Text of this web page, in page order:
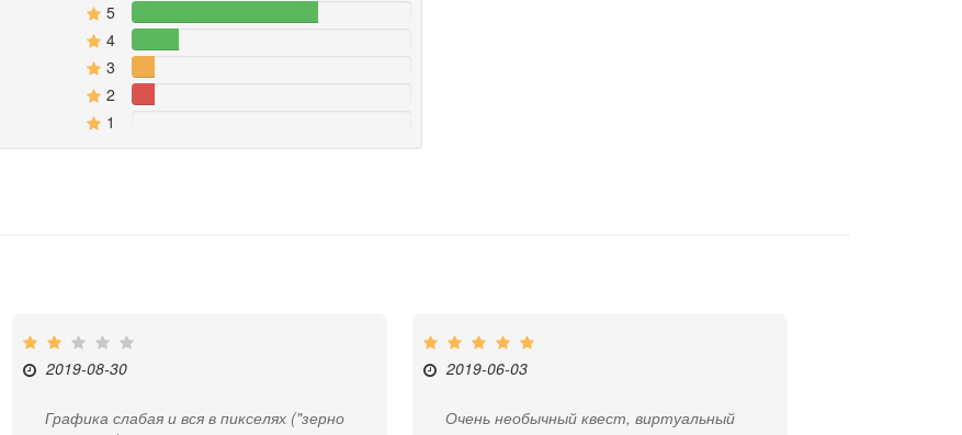
5 66.666666666667%
4 16.666666666667%
3 8.3333333333333%
2 8.3333333333333%
1
2019-08-30
Графика слабая и вся в пикселях ("зерно
2019-06-03
Очень необычный квест, виртуальный